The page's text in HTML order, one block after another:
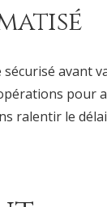
avant
pour
ralentir le